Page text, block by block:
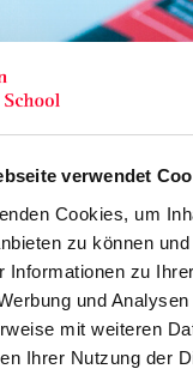
verwendet
Cookies, um
zu können
Informationen zu
und
mit weiteren
Ihrer Nutzung der
& Forschung